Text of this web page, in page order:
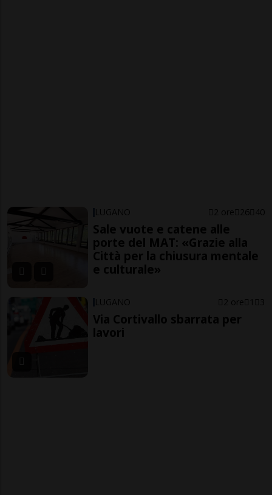
LUGANO 2 ore 26 40
Sale vuote e catene alle
porte del MAT: «Grazie alla
Città per la chiusura mentale
e culturale»
LUGANO 2 ore 1 3
Via Cortivallo sbarrata per
lavori